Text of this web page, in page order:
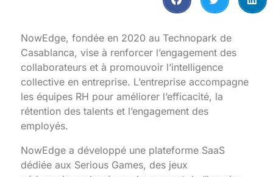
NowEdge, fondée en 2020 au Technopark de
Casablanca, vise à renforcer l’engagement des
collaborateurs et à promouvoir l’intelligence
collective en entreprise. L’entreprise accompagne
les équipes RH pour améliorer l’efficacité, la
rétention des talents et l’engagement des
employés.
NowEdge a développé une plateforme SaaS
dédiée aux Serious Games, des jeux